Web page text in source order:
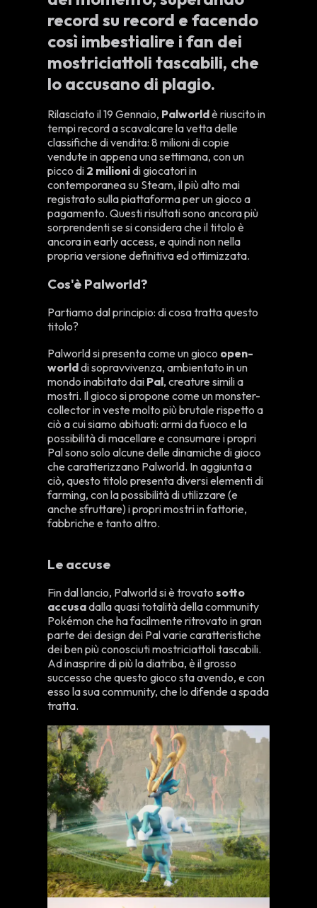
record su record e facendo
così imbestialire i fan dei
mostriciattoli tascabili, che
lo accusano di plagio.
Rilasciato il 19 Gennaio, Palworldè riuscito in
tempi record a scavalcare la vetta delle
classifiche di vendita: 8 milioni di copie
vendute in appena una settimana, con un
picco di 2 milionidi giocatori in
contemporanea su Steam, il più alto mai
registrato sulla piattaforma per un gioco a
pagamento. Questi risultati sono ancora più
sorprendenti se si considera che il titolo è
ancora in early access, e quindi non nella
propria versione definitiva ed ottimizzata.
Cos'è Palworld?
Partiamo dal principio: di cosa tratta questo
titolo?
Palworld si presenta come un gioco open-
worlddi sopravvivenza, ambientato in un
mondo inabitato dai Pal, creature simili a
mostri. Il gioco si propone come un monster-
collector in veste molto più brutale rispetto a
ciò a cui siamo abituati: armi da fuoco e la
possibilità di macellare e consumare i propri
Pal sono solo alcune delle dinamiche di gioco
che caratterizzano Palworld. In aggiunta a
ciò, questo titolo presenta diversi elementi di
farming, con la possibilità di utilizzare (e
anche sfruttare) i propri mostri in fattorie,
fabbriche e tanto altro.
Le accuse
Fin dal lancio, Palworld si è trovatosotto
accusadalla quasi totalità della community
Pokémon che ha facilmente ritrovato in gran
parte dei design dei Pal varie caratteristiche
dei ben più conosciuti mostriciattoli tascabili.
Ad inasprire di più la diatriba, è il grosso
successo che questo gioco sta avendo, e con
esso la sua community, che lo difende a spada
tratta.